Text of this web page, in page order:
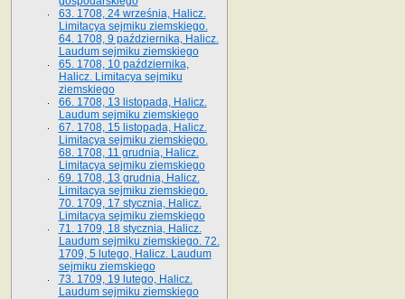
63. 1708, 24 września, Halicz.
Limitacya sejmiku ziemskiego.
64. 1708, 9 października, Halicz.
Laudum sejmiku ziemskiego
65­. 1708, 10 października,
Halicz. Limitacya sejmiku
ziemskiego
66. 1708, 13 listopada, Halicz.
Laudum sejmiku ziemskiego
67. 1708, 15 listopada, Halicz.
Limitacya sejmiku ziemskiego.
68. 1708, 11 grudnia, Halicz.
Limitacya sejmiku ziemskiego
69. 1708, 13 grudnia, Halicz.
Limitacya sejmiku ziemskiego.
70. 1709, 17 stycznia, Halicz.
Limitacya sejmiku ziemskiego
71. 1709, 18 stycznia, Halicz.
Laudum sejmiku ziemskiego. 72.
1709, 5 lutego, Halicz. Laudum
sejmiku ziemskiego
73. 1709, 19 lutego, Halicz.
Laudum sejmiku ziemskiego